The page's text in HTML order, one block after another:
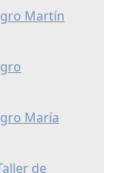
Martín
María
de